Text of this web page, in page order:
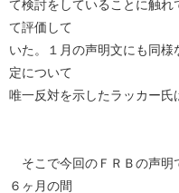
て検討をしていることに触
て評価して
いた。１月の声明文にも同
定について
唯一反対を示したラッカー氏
そこで今回のＦＲＢの声明
６ヶ月の間